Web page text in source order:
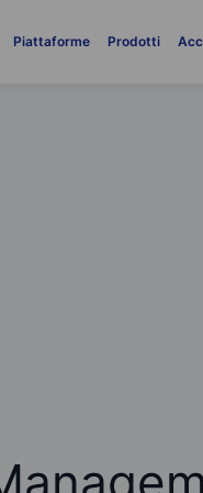
Piattaforme Prodotti